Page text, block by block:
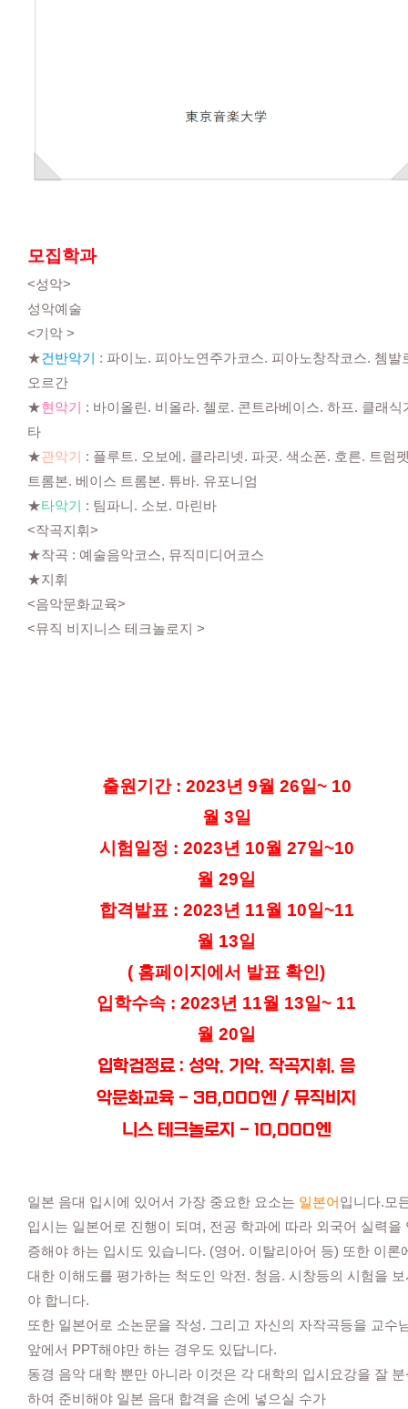
모집학과
<성악>
성악예술
<기악 >
★건반악기 : 파이노. 피아노연주가코스. 피아노창작코스. 쳄발
오르간
★현악기 : 바이올린. 비올라. 첼로. 콘트라베이스. 하프. 클래식
타
★관악기 : 플루트. 오보에. 클라리넷. 파곳. 색소폰. 호른. 트럼
트롬본. 베이스 트롬본. 튜바. 유포니엄
★타악기 : 팀파니. 소보. 마린바
<작곡지휘>
★작곡 : 예술음악코스, 뮤직미디어코스
★지휘
<음악문화교육>
<뮤직 비지니스 테크놀로지 >
출원기간 : 2023년 9월 26일~ 10
월 3일
시험일정 : 2023년 10월 27일~10
월 29일
합격발표 : 2023년 11월 10일~11
월 13일
( 홈페이지에서 발표 확인)
입학수속 : 2023년 11월 13일~ 11
월 20일
입학검정료 : 성악. 기악. 작곡지휘. 음
악문화교육 - 38,000엔 / 뮤직비지
니스 테크놀로지 - 10,000엔
일본 음대 입시에 있어서 가장 중요한 요소는 일본어입니다.모
입시는 일본어로 진행이 되며, 전공 학과에 따라 외국어 실력을
증해야 하는 입시도 있습니다. (영어. 이탈리아어 등) 또한 이론
대한 이해도를 평가하는 척도인 악전. 청음. 시창등의 시험을 보
야 합니다.
또한 일본어로 소논문을 작성. 그리고 자신의 자작곡등을 교수
앞에서 PPT해야만 하는 경우도 있답니다.
동경 음악 대학 뿐만 아니라 이것은 각 대학의 입시요강을 잘 분
하여 준비해야 일본 음대 합격을 손에 넣으실 수가